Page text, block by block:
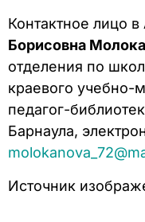
Контактное лицо
Борисовна
отделения по
краевого учебно-
педагог-
Барнаула,
Источник